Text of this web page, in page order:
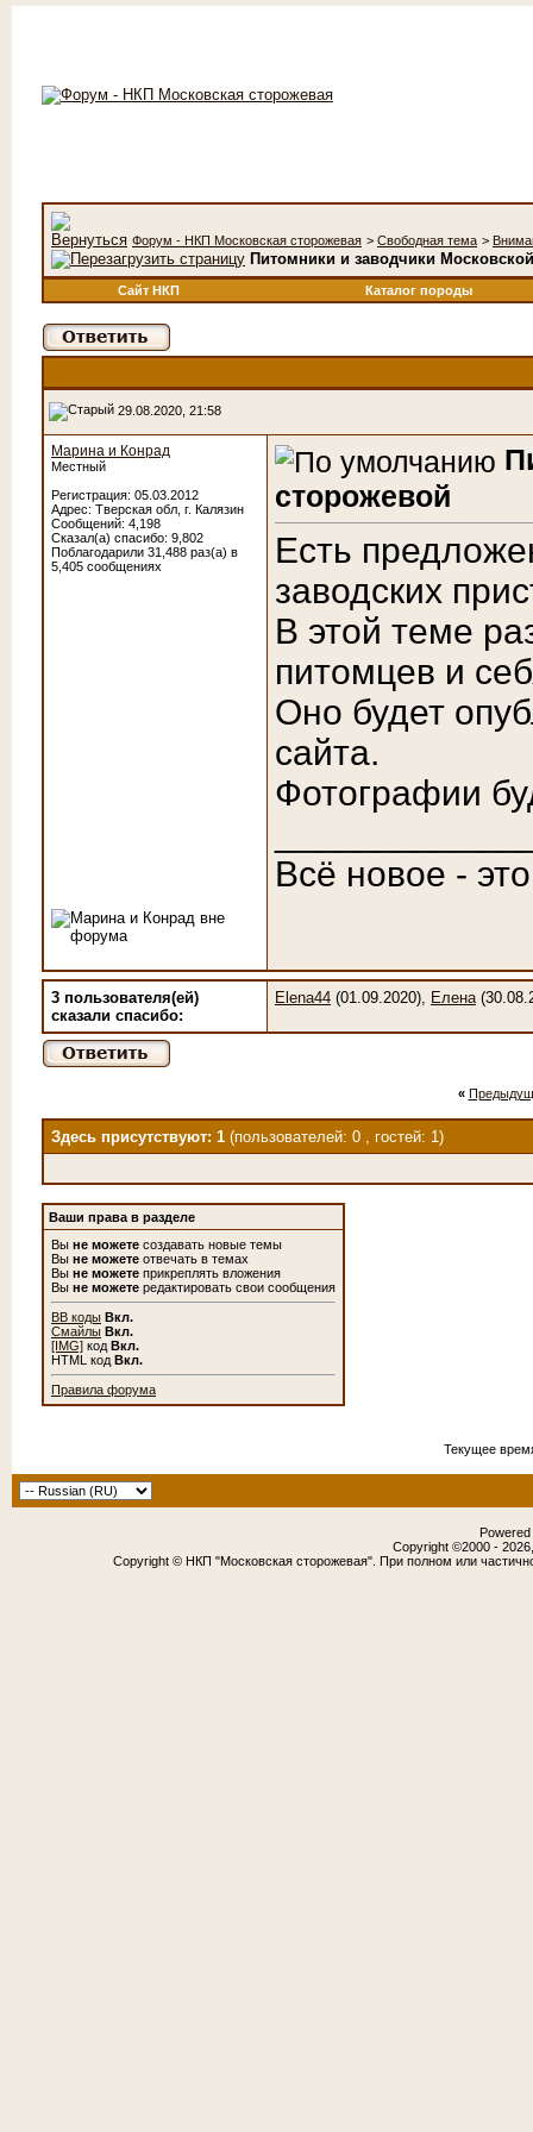
Форум - НКП Московская сторожевая > Свободная тема >
Питомники и заводчики
Сайт НКП Каталог породы
29.08.2020, 21:58
Марина и Конрад
Местный
Регистрация: 05.03.2012
Адрес: Тверская обл, г. Калязин
Сообщений: 4,198
Сказал(а) спасибо: 9,802
Поблагодарили 31,488 раз(а) в
5,405 сообщениях
сторожевой
Есть
заводских
В этой теме
питомцев и
Оно будет
сайта.
Фотографии
Всё новое -
3 пользователя(ей)
сказали cпасибо:
Elena44 (01.09.2020), Елена
«
Здесь присутствуют: 1 (пользователей: 0 , гостей: 1)
Ваши права в разделе
Вы не можете создавать новые темы
Вы не можете отвечать в темах
Вы не можете прикреплять вложения
Вы не можете редактировать свои сообщения
BB коды Вкл.
Смайлы Вкл.
[IMG] код Вкл.
HTML код Вкл.
Правила форума
Текущее
Copyright ©2000 -
Copyright © НКП "Московская сторожевая". При полном или